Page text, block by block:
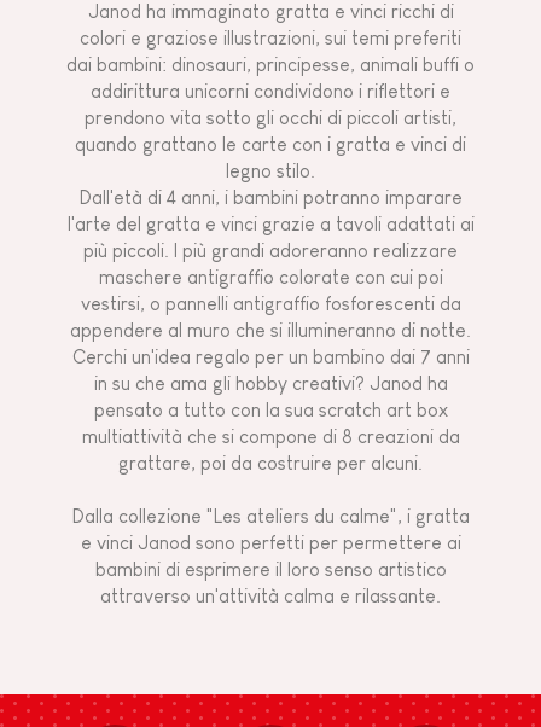
Janod ha immaginato gratta e vinci ricchi di
colori e graziose illustrazioni, sui temi preferiti
dai bambini: dinosauri, principesse, animali buffi o
addirittura unicorni condividono i riflettori e
prendono vita sotto gli occhi di piccoli artisti,
quando grattano le carte con i gratta e vinci di
legno stilo.
Dall'età di 4 anni, i bambini potranno imparare
l'arte del gratta e vinci grazie a tavoli adattati ai
più piccoli. I più grandi adoreranno realizzare
maschere antigraffio colorate con cui poi
vestirsi, o pannelli antigraffio fosforescenti da
appendere al muro che si illumineranno di notte.
Cerchi un'idea regalo per un bambino dai 7 anni
in su che ama gli hobby creativi? Janod ha
pensato a tutto con la sua scratch art box
multiattività che si compone di 8 creazioni da
grattare, poi da costruire per alcuni.
Dalla collezione "Les ateliers du calme", ​​i gratta
e vinci Janod sono perfetti per permettere ai
bambini di esprimere il loro senso artistico
attraverso un'attività calma e rilassante.